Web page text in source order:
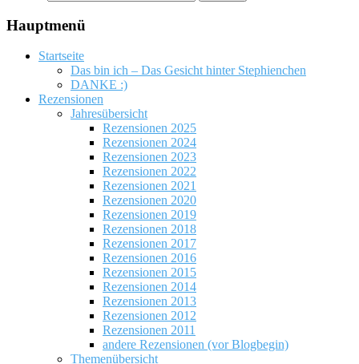
Hauptmenü
Startseite
Das bin ich – Das Gesicht hinter Stephienchen
DANKE :)
Rezensionen
Jahresübersicht
Rezensionen 2025
Rezensionen 2024
Rezensionen 2023
Rezensionen 2022
Rezensionen 2021
Rezensionen 2020
Rezensionen 2019
Rezensionen 2018
Rezensionen 2017
Rezensionen 2016
Rezensionen 2015
Rezensionen 2014
Rezensionen 2013
Rezensionen 2012
Rezensionen 2011
andere Rezensionen (vor Blogbegin)
Themenübersicht